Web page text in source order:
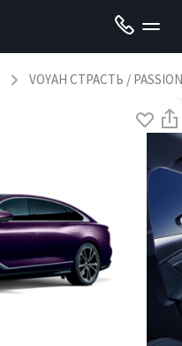
VOYAH СТРАСТЬ /